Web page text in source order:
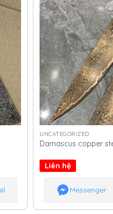
UNCATEGORIZED
Damascus copper
Liên hệ
Messenger